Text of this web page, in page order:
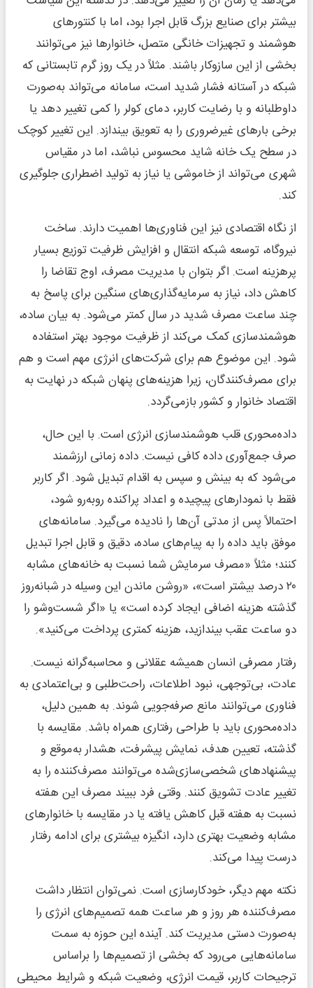
بیشتر برای صنایع بزرگ قابل اجرا بود، اما با کنتورهای
هوشمند و تجهیزات خانگی متصل، خانوارها نیز می‌توانند
بخشی از این سازوکار باشند. مثلاً در یک روز گرم تابستانی که
شبکه در آستانه فشار شدید است، سامانه می‌تواند به‌صورت
داوطلبانه و با رضایت کاربر، دمای کولر را کمی تغییر دهد یا
برخی بارهای غیرضروری را به تعویق بیندازد. این تغییر کوچک
در سطح یک خانه شاید محسوس نباشد، اما در مقیاس
شهری می‌تواند از خاموشی یا نیاز به تولید اضطراری جلوگیری
کند.
از نگاه اقتصادی نیز این فناوری‌ها اهمیت دارند. ساخت
نیروگاه، توسعه شبکه انتقال و افزایش ظرفیت توزیع بسیار
پرهزینه است. اگر بتوان با مدیریت مصرف، اوج تقاضا را
کاهش داد، نیاز به سرمایه‌گذاری‌های سنگین برای پاسخ به
چند ساعت مصرف شدید در سال کمتر می‌شود. به بیان ساده،
هوشمندسازی کمک می‌کند از ظرفیت موجود بهتر استفاده
شود. این موضوع هم برای شرکت‌های انرژی مهم است و هم
برای مصرف‌کنندگان، زیرا هزینه‌های پنهان شبکه در نهایت به
اقتصاد خانوار و کشور بازمی‌گردد.
داده‌محوری قلب هوشمندسازی انرژی است. با این حال،
صرف جمع‌آوری داده کافی نیست. داده زمانی ارزشمند
می‌شود که به بینش و سپس به اقدام تبدیل شود. اگر کاربر
فقط با نمودارهای پیچیده و اعداد پراکنده روبه‌رو شود،
احتمالاً پس از مدتی آن‌ها را نادیده می‌گیرد. سامانه‌های
موفق باید داده را به پیام‌های ساده، دقیق و قابل اجرا تبدیل
کنند؛ مثلاً «مصرف سرمایش شما نسبت به خانه‌های مشابه
۲۰ درصد بیشتر است»، «روشن ماندن این وسیله در شبانه‌روز
گذشته هزینه اضافی ایجاد کرده است» یا «اگر شست‌وشو را
دو ساعت عقب بیندازید، هزینه کمتری پرداخت می‌کنید».
رفتار مصرفی انسان همیشه عقلانی و محاسبه‌گرانه نیست.
عادت، بی‌توجهی، نبود اطلاعات، راحت‌طلبی و بی‌اعتمادی به
فناوری می‌توانند مانع صرفه‌جویی شوند. به همین دلیل،
داده‌محوری باید با طراحی رفتاری همراه باشد. مقایسه با
گذشته، تعیین هدف، نمایش پیشرفت، هشدار به‌موقع و
پیشنهادهای شخصی‌سازی‌شده می‌توانند مصرف‌کننده را به
تغییر عادت تشویق کنند. وقتی فرد ببیند مصرف این هفته
نسبت به هفته قبل کاهش یافته یا در مقایسه با خانوارهای
مشابه وضعیت بهتری دارد، انگیزه بیشتری برای ادامه رفتار
درست پیدا می‌کند.
نکته مهم دیگر، خودکارسازی است. نمی‌توان انتظار داشت
مصرف‌کننده هر روز و هر ساعت همه تصمیم‌های انرژی را
به‌صورت دستی مدیریت کند. آینده این حوزه به سمت
سامانه‌هایی می‌رود که بخشی از تصمیم‌ها را براساس
ترجیحات کاربر، قیمت انرژی، وضعیت شبکه و شرایط محیطی